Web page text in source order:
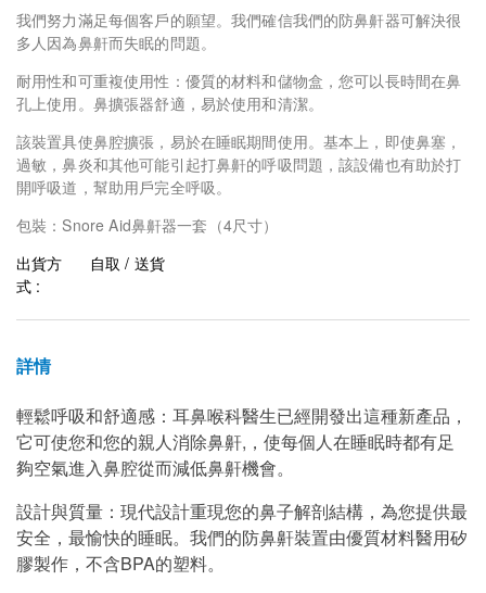
我們努力滿足每個客戶的願望。我們確信我們的防鼻鼾器可解決很
多人因為鼻鼾而失眠的問題。
耐用性和可重複使用性：優質的材料和儲物盒，您可以長時間在鼻
孔上使用。鼻擴張器舒適，易於使用和清潔。
該裝置具使鼻腔擴張，易於在睡眠期間使用。基本上，即使鼻塞，
過敏，鼻炎和其他可能引起打鼻鼾的呼吸問題，該設備也有助於打
開呼吸道，幫助用戶完全呼吸。
包裝：Snore Aid鼻鼾器一套（4尺寸）
出貨方
式 :
自取 / 送貨
詳情
輕鬆呼吸和舒適感：耳鼻喉科醫生已經開發出這種新產品，
它可使您和您的親人消除鼻鼾,，使每個人在睡眠時都有足
夠空氣進入鼻腔從而減低鼻鼾機會。
設計與質量：現代設計重現您的鼻子解剖結構，為您提供最
安全，最愉快的睡眠。我們的防鼻鼾裝置由優質材料醫用矽
膠製作，不含BPA的塑料。